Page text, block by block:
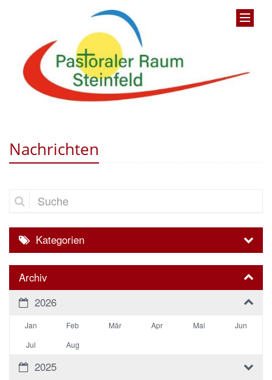
Nachrichten
Suche
Kategorien
Archiv
2026
Jan Feb Mär Apr Mai
Jun
Jul
Aug
2025